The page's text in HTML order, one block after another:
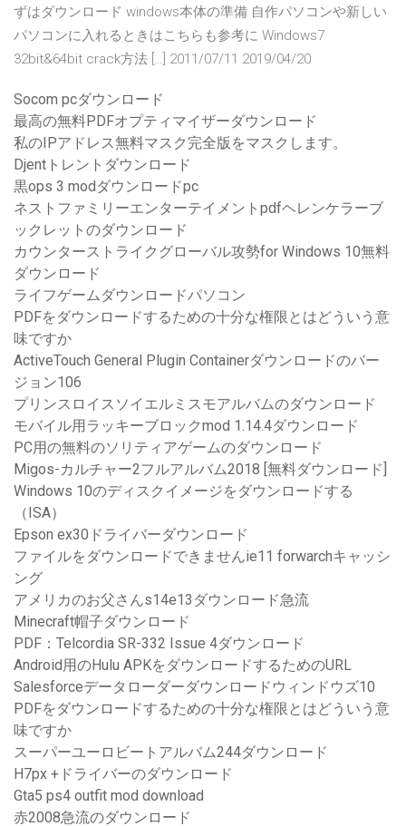
ずはダウンロード windows本体の準備 自作パソコンや新しい
パソコンに入れるときはこちらも参考に Windows7
32bit&64bit crack方法 […] 2011/07/11 2019/04/20
Socom pcダウンロード
最高の無料PDFオプティマイザーダウンロード
私のIPアドレス無料マスク完全版をマスクします。
Djentトレントダウンロード
黒ops 3 modダウンロードpc
ネストファミリーエンターテイメントpdfヘレンケラーブ
ックレットのダウンロード
カウンターストライクグローバル攻勢for Windows 10無料
ダウンロード
ライフゲームダウンロードパソコン
PDFをダウンロードするための十分な権限とはどういう意
味ですか
ActiveTouch General Plugin Containerダウンロードのバー
ジョン106
プリンスロイスソイエルミスモアルバムのダウンロード
モバイル用ラッキーブロックmod 1.14.4ダウンロード
PC用の無料のソリティアゲームのダウンロード
Migos-カルチャー2フルアルバム2018 [無料ダウンロード]
Windows 10のディスクイメージをダウンロードする
（ISA）
Epson ex30ドライバーダウンロード
ファイルをダウンロードできませんie11 forwarchキャッシ
ング
アメリカのお父さんs14e13ダウンロード急流
Minecraft帽子ダウンロード
PDF：Telcordia SR-332 Issue 4ダウンロード
Android用のHulu APKをダウンロードするためのURL
Salesforceデータローダーダウンロードウィンドウズ10
PDFをダウンロードするための十分な権限とはどういう意
味ですか
スーパーユーロビートアルバム244ダウンロード
H7px +ドライバーのダウンロード
Gta5 ps4 outfit mod download
赤2008急流のダウンロード